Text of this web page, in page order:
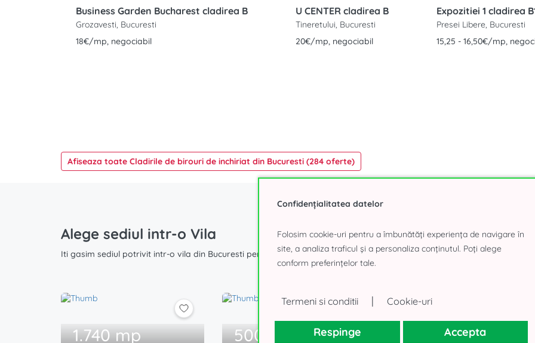
Business Garden Bucharest cladirea B
Grozavesti, Bucuresti
18€/mp, negociabil
U CENTER cladirea B
Tineretului, Bucuresti
20€/mp, negociabil
Expozitiei 1 cladirea
Presei Libere, Bucuresti
15,25 - 16,50€/mp,
Afiseaza toate Cladirile de birouri de inchiriat din Bucuresti (284 oferte)
Alege sediul intr-o Vila
Iti gasim sediul potrivit intr-o vila din Bucuresti pentru consolidarea echipei
1.740 mp 500 mp 968 mp
Confidențialitatea datelor
Folosim cookie-uri pentru a îmbunătăți experiența de navigare în
site, a analiza traficul și a personaliza conținutul. Poți alege
conform preferințelor tale.
Termeni si conditii | Cookie-uri
Respinge
Accepta